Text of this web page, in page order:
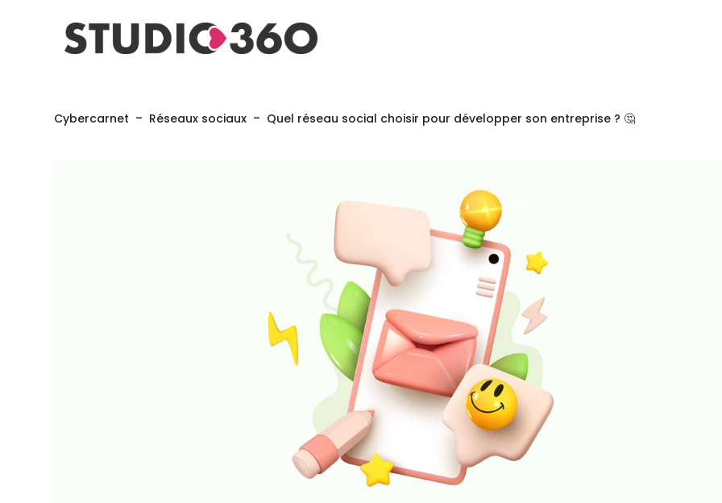
Cybercarnet - Réseaux sociaux - Quel réseau social choisir pour développer son entreprise ? 🤔